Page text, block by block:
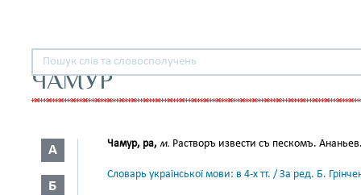
ЧАМУР
А
Б
Чамур, ра, м. Растворъ извести съ пескомъ.
Словарь української мови: в 4-х тт. / За ред. Б.